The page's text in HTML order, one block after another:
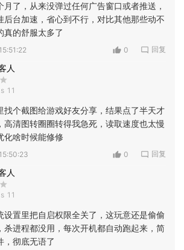
月了，从来没弹过任何广告窗口或者推送，
后台加速，省心到不行，对比其他那些动不
真的舒服太多了
0 回复
人
11
找个截图给游戏好友分享，结果点了半天才
高清图转圈圈转得我急死，读取速度也太慢
化啥时候能修修
0 回复
人
11
设置里把自启权限全关了，这玩意还是偷偷
杀进程都没用，每次开机都自动跑起来，简
，彻底无语了